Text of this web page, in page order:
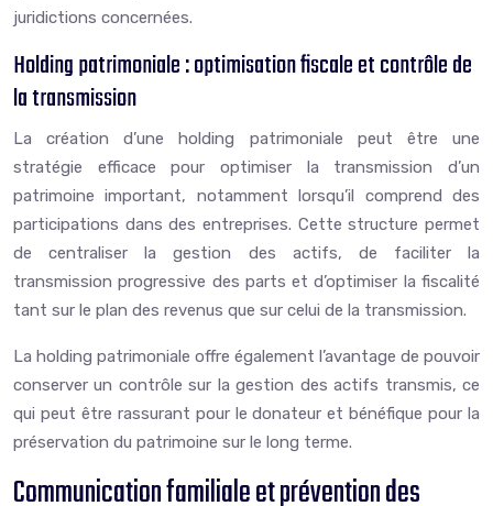
juridictions concernées.
Holding patrimoniale : optimisation fiscale et contrôle de
la transmission
La création d’une holding patrimoniale peut être une
stratégie efficace pour optimiser la transmission d’un
patrimoine important, notamment lorsqu’il comprend des
participations dans des entreprises. Cette structure permet
de centraliser la gestion des actifs, de faciliter la
transmission progressive des parts et d’optimiser la fiscalité
tant sur le plan des revenus que sur celui de la transmission.
La holding patrimoniale offre également l’avantage de pouvoir
conserver un contrôle sur la gestion des actifs transmis, ce
qui peut être rassurant pour le donateur et bénéfique pour la
préservation du patrimoine sur le long terme.
Communication familiale et prévention des